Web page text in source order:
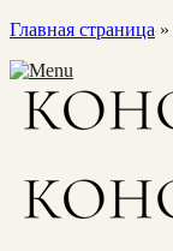
Главная страница »